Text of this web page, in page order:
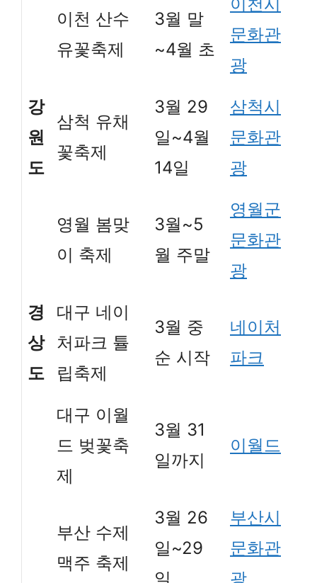
이천 산수
유꽃축제
3월 말
~4월 초
문화관
광
강
원
도
삼척 유채
꽃축제
3월 29
일~4월
14일
삼척시
문화관
광
영월 봄맞
이 축제
3월~5
월 주말
영월군
문화관
광
경
상
도
대구 네이
처파크 튤
립축제
3월 중
순 시작
네이처
파크
대구 이월
드 벚꽃축
제
3월 31
일까지
이월드
부산 수제
맥주 축제
3월 26
일~29
일
부산시
문화관
광